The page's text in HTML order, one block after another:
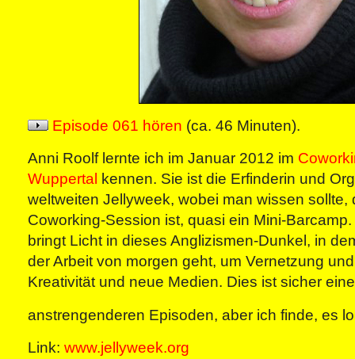
Episode 061 hören (ca. 46 Minuten).
Anni Roolf lernte ich im Januar 2012 im
Wuppertal
kennen. Sie ist die Erfinderin und
weltweiten Jellyweek, wobei man wissen sollte,
Coworking-Session ist, quasi ein Mini-
bringt Licht in dieses Anglizismen-Dunkel, in
der Arbeit von morgen geht, um Vernetzung
Kreativität und neue Medien. Dies ist sicher
anstrengenderen Episoden, aber ich finde, es
Link: www.jellyweek.org